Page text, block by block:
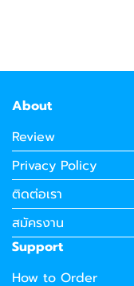
About
Review
Privacy Policy
ติดต่อเรา
สมัครงาน
Support
How to Order